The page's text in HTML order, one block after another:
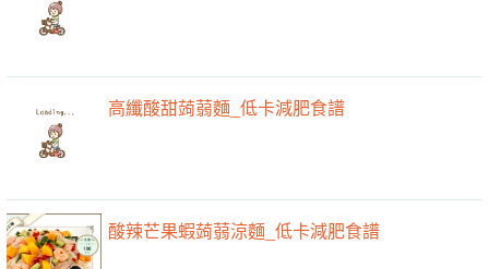
高纖酸甜蒟蒻麵_低卡減肥食譜
酸辣芒果蝦蒟蒻涼麵_低卡減肥食譜